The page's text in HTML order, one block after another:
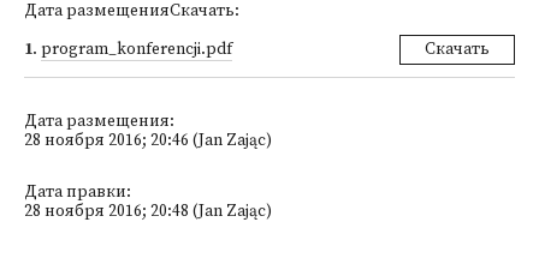
Дата размещенияСкачать:
1. program_konferencji.pdf Скачать
Дата размещения:
28 ноября 2016; 20:46 (Jan Zając)
Дата правки:
28 ноября 2016; 20:48 (Jan Zając)